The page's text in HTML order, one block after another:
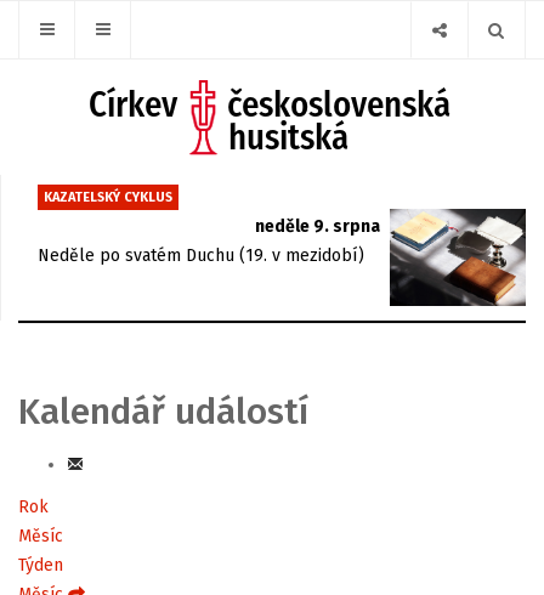
KAZATELSKÝ CYKLUS
neděle 9. srpna
Neděle po svatém Duchu (19. v mezidobí)
Kalendář událostí
Rok
Měsíc
Týden